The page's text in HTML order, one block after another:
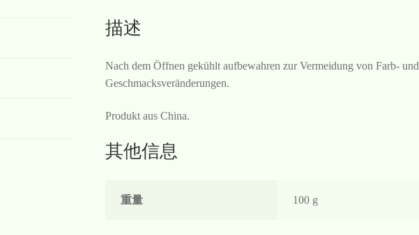
描述
Nach dem Öffnen gekühlt aufbewahren zur Vermeidung von Farb- und
Geschmacksveränderungen.
Produkt aus China.
其他信息
重量 100 g